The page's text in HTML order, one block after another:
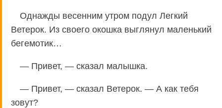
Однажды весенним утром подул Легкий
Ветерок. Из своего окошка выглянул маленький
бегемотик…
— Привет, — сказал малышка.
— Привет, — сказал Ветерок. — А как тебя
зовут?